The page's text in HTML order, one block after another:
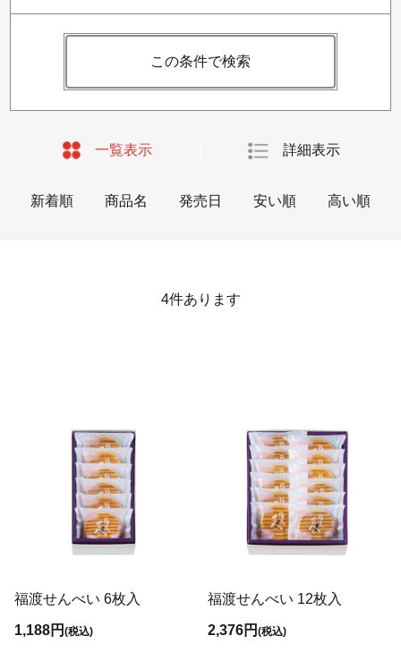
この条件で検索
一覧表示 詳細表示
新着順 商品名 発売日 安い順 高い順
4件あります
福渡せんべい 6枚入
1,188円(税込)
福渡せんべい 12枚入
2,376円(税込)